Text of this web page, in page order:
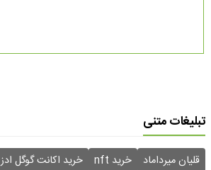
تبلیغات متنی
قلیان میرداماد خرید nft خرید اکانت گوگل ادز